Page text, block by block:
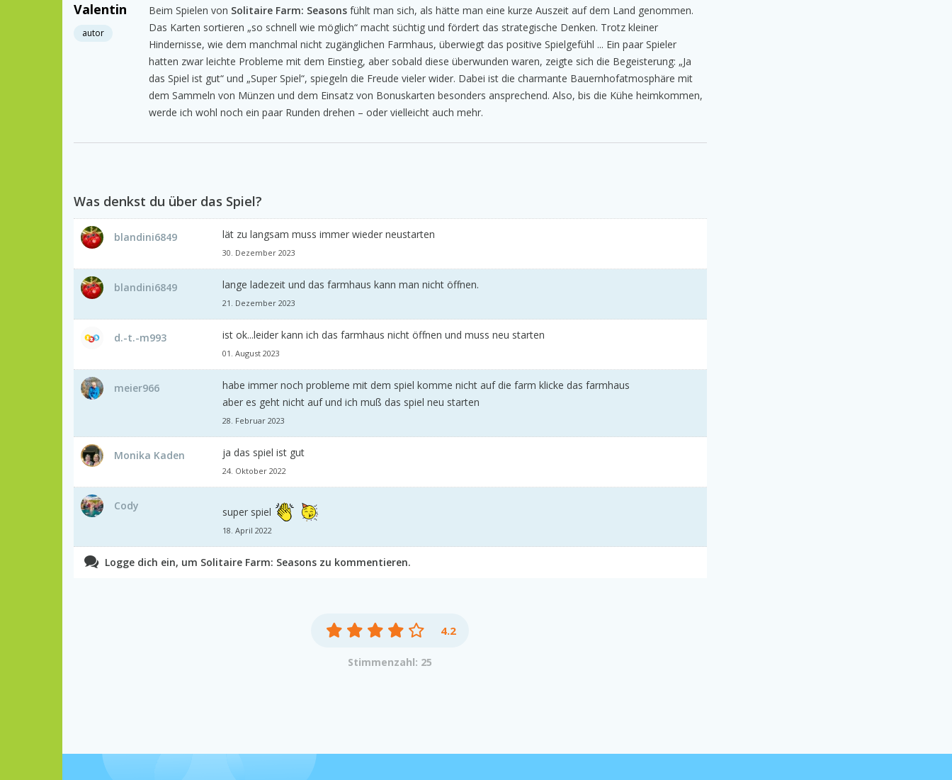
Valentin
autor
Beim Spielen von Solitaire Farm: Seasons fühlt man sich, als hätte man eine kurze Auszeit auf dem Land genommen.
Das Karten sortieren „so schnell wie möglich“ macht süchtig und fördert das strategische Denken. Trotz kleiner
Hindernisse, wie dem manchmal nicht zugänglichen Farmhaus, überwiegt das positive Spielgefühl ... Ein paar Spieler
hatten zwar leichte Probleme mit dem Einstieg, aber sobald diese überwunden waren, zeigte sich die Begeisterung: „Ja
das Spiel ist gut“ und „Super Spiel“, spiegeln die Freude vieler wider. Dabei ist die charmante Bauernhofatmosphäre mit
dem Sammeln von Münzen und dem Einsatz von Bonuskarten besonders ansprechend. Also, bis die Kühe heimkommen,
werde ich wohl noch ein paar Runden drehen – oder vielleicht auch mehr.
Was denkst du über das Spiel?
blandini6849 lät zu langsam muss immer wieder neustarten
30. Dezember 2023
blandini6849 lange ladezeit und das farmhaus kann man nicht öffnen.
21. Dezember 2023
d.-t.-m993 ist ok...leider kann ich das farmhaus nicht öffnen und muss neu starten
01. August 2023
meier966
habe immer noch probleme mit dem spiel komme nicht auf die farm klicke das farmhaus
aber es geht nicht auf und ich muß das spiel neu starten
28. Februar 2023
Monika Kaden ja das spiel ist gut
24. Oktober 2022
Cody super spiel
18. April 2022
Logge dich ein, um Solitaire Farm: Seasons zu kommentieren.
4.2
Stimmenzahl: 25